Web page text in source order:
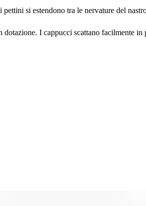
si estendono tra le nervature del
I cappucci scattano facilmente